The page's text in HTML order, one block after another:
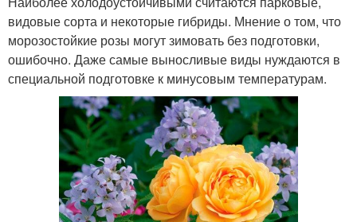
видовые сорта и некоторые гибриды. Мнение о том, что
морозостойкие розы могут зимовать без подготовки,
ошибочно. Даже самые выносливые виды нуждаются в
специальной подготовке к минусовым температурам.